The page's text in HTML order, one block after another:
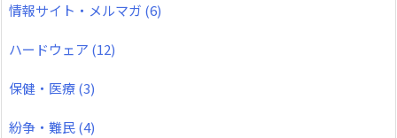
情報サイト・メルマガ (6)
ハードウェア (12)
保健・医療(3)
紛争・難民(4)